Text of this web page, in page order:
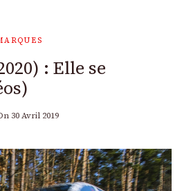
: Elle se
30 Avril 2019